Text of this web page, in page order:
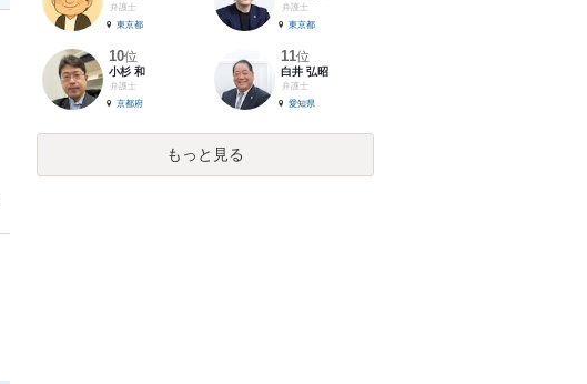
弁護士
東京都
弁護士
東京都
10位
小杉 和
弁護士
京都府
11位
白井 弘昭
弁護士
愛知県
もっと見る